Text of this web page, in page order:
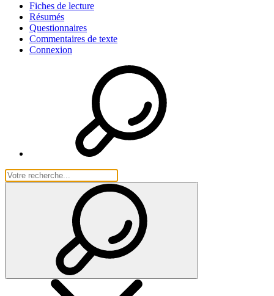
Fiches de lecture
Résumés
Questionnaires
Commentaires de texte
Connexion